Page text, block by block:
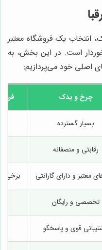
انتخاب یک فروشگاه معتبر
است. در این بخش، به
اصلی خود می‌پردازیم:
چرخ و یدک
بسیار گسترده
رقابتی و منصفانه
معتبر و دارای گارانتی برخی
تخصصی و رایگان
قوی و پاسخگو